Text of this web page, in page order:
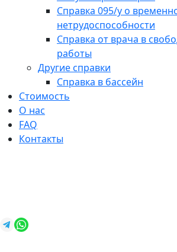
Справка 095/у о
нетрудоспособности
Справка от врача в
работы
Другие справки
Справка в бассейн
Стоимость
О нас
FAQ
Контакты